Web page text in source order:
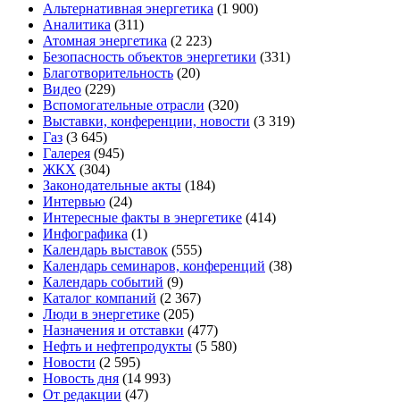
Альтернативная энергетика (1 900)
Аналитика (311)
Атомная энергетика (2 223)
Безопасность объектов энергетики (331)
Благотворительность (20)
Видео (229)
Вспомогательные отрасли (320)
Выставки, конференции, новости (3 319)
Газ (3 645)
Галерея (945)
ЖКХ (304)
Законодательные акты (184)
Интервью (24)
Интересные факты в энергетике (414)
Инфографика (1)
Календарь выставок (555)
Календарь семинаров, конференций (38)
Календарь событий (9)
Каталог компаний (2 367)
Люди в энергетике (205)
Назначения и отставки (477)
Нефть и нефтепродукты (5 580)
Новости (2 595)
Новость дня (14 993)
От редакции (47)